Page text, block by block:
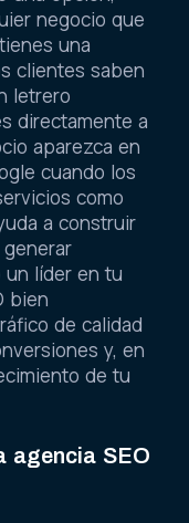
negocio que
una
clientes saben
letrero
directamente a
aparezca en
cuando los
como
a construir
líder en tu
bien
de calidad
y, en
de tu
agencia SEO